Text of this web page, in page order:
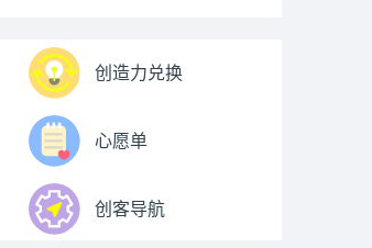
创造力兑换
心愿单
创客导航